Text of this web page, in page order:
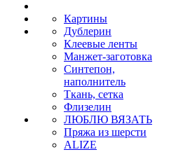
Картины
Дублерин
Клеевые ленты
Манжет-заготовка
Синтепон,
наполнитель
Ткань, сетка
Флизелин
ЛЮБЛЮ ВЯЗАТЬ
Пряжа из шерсти
ALIZE